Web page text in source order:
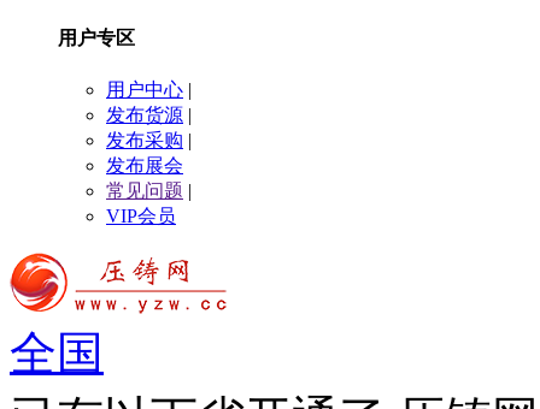
用户专区
用户中心 |
发布货源 |
发布采购 |
发布展会
常见问题 |
VIP会员
全国